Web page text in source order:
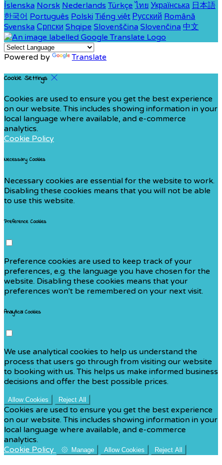
Íslenska Norsk Nederlands Türkçe ไทย Українська 日本語
한국어 Português Polski Tiếng việt Русский Română
Svenska Српски Shqipe Slovenščina Slovenčina 中文
Powered by Translate
Cookie Settings
Cookies are used to ensure you get the best experience
on our website. This includes showing information in your
local language where available, and e-commerce
analytics.
Cookie Policy
Necessary Cookies
Necessary cookies are essential for the website to work.
Disabling these cookies means that you will not be able
to use this website.
Preference Cookies
Preference cookies are used to keep track of your
preferences, e.g. the language you have chosen for the
website. Disabling these cookies means that your
preferences won't be remembered on your next visit.
Analytical Cookies
We use analytical cookies to help us understand the
process that users go through from visiting our website
to booking with us. This helps us make informed business
decisions and offer the best possible prices.
Allow Cookies Reject All
Cookies are used to ensure you get the best experience
on our website. This includes showing information in your
local language where available, and e-commerce
analytics.
Cookie Policy
Manage Allow Cookies Reject All